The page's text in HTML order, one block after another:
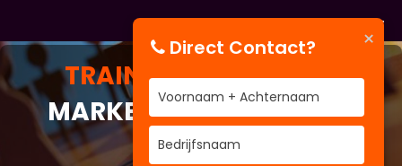
TRAININGEFFECTIEVE
MARKETING (PRAKTIJK-
GERICHT)
×
Direct Contact?